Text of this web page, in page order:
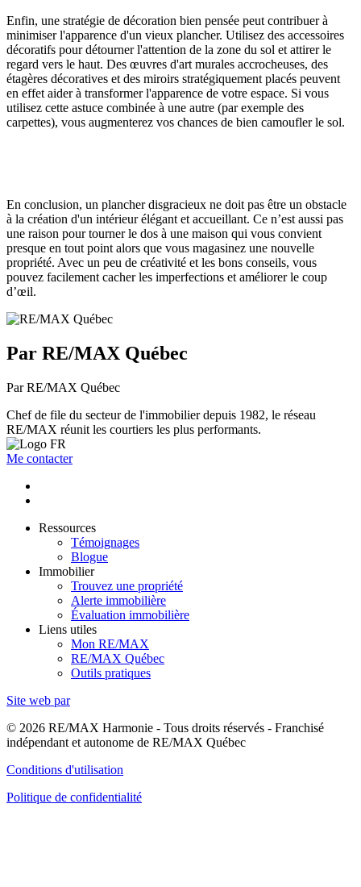
Enfin, une stratégie de décoration bien pensée peut contribuer à
minimiser l'apparence d'un vieux plancher. Utilisez des accessoires
décoratifs pour détourner l'attention de la zone du sol et attirer le
regard vers le haut. Des œuvres d'art murales accrocheuses, des
étagères décoratives et des miroirs stratégiquement placés peuvent
en effet aider à transformer l'apparence de votre espace. Si vous
utilisez cette astuce combinée à une autre (par exemple des
carpettes), vous augmenterez vos chances de bien camoufler le sol.
En conclusion, un plancher disgracieux ne doit pas être un obstacle
à la création d'un intérieur élégant et accueillant. Ce n’est aussi pas
une raison pour tourner le dos à une maison qui vous convient
presque en tout point alors que vous magasinez une nouvelle
propriété. Avec un peu de créativité et les bons conseils, vous
pouvez facilement cacher les imperfections et améliorer le coup
d’œil.
Par RE/MAX Québec
Par RE/MAX Québec
Chef de file du secteur de l'immobilier depuis 1982, le réseau
RE/MAX réunit les courtiers les plus performants.
Me contacter
Ressources
Témoignages
Blogue
Immobilier
Trouvez une propriété
Alerte immobilière
Évaluation immobilière
Liens utiles
Mon RE/MAX
RE/MAX Québec
Outils pratiques
Site web par
© 2026 RE/MAX Harmonie - Tous droits réservés - Franchisé
indépendant et autonome de RE/MAX Québec
Conditions d'utilisation
Politique de confidentialité